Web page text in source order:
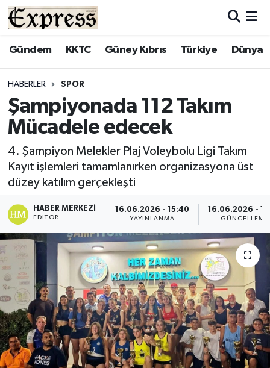
Gündem KKTC Güney Kıbrıs Türkiye Dünya
HABERLER SPOR
Şampiyonada 112 Takım
Mücadele edecek
4. Şampiyon Melekler Plaj Voleybolu Ligi Takım
Kayıt işlemleri tamamlanırken organizasyona üst
düzey katılım gerçekleşti
HABER MERKEZI
EDITÖR
16.06.2026 - 15:40
YAYINLANMA
16.06.2026 -
GÜNCELLEME
ALAYKÖY
BİLİM
DÜNYA
ESENTEPE
GAZİMAĞUSA
GİRNE
Hava Durumu
Süper Lig Puan Durumu ve Fikstür
Son Dakika Haberleri